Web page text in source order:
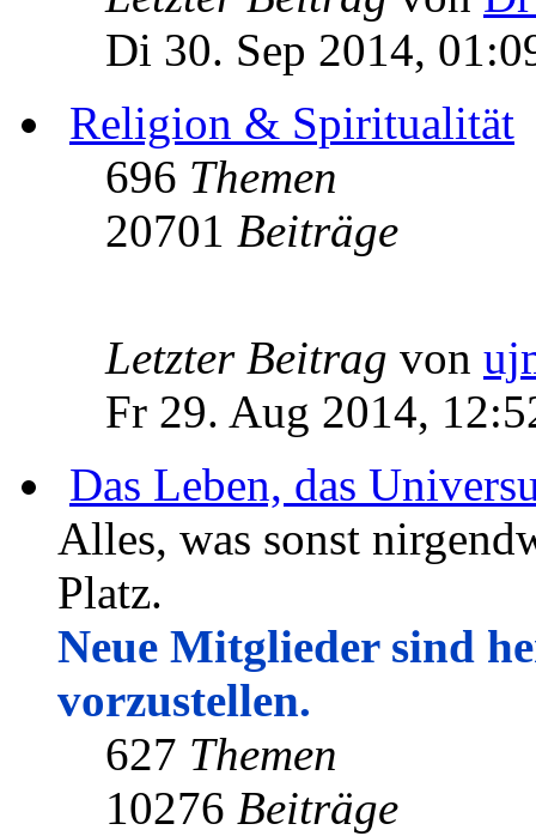
Di 30. Sep 2014,
Religion & Spiritualität
696 Themen
20701 Beiträge
Letzter Beitrag von
Fr 29. Aug 2014,
Das Leben, das
Alles, was sonst
Platz.
Neue Mitglieder sind
vorzustellen.
627 Themen
10276 Beiträge